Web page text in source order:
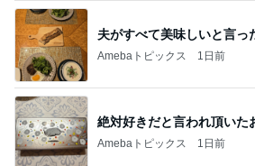
夫がすべて美味しいと言っ
Amebaトピックス 1日前
絶対好きだと言われ頂いた
Amebaトピックス 1日前